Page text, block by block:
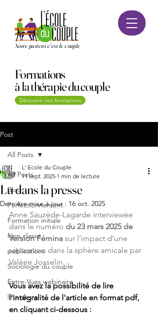
Notre patient c'est le couple
Formations
à la thérapie du couple
Découvrir nos formations
Post
All Posts
Blog
Perfectionnement
Formation initiale
Non classé
publications
Sociologie du couple
Entre-Vues webinaire
litterature
All Posts
Lu dans la presse
L' Ecole du Couple
11 sept. 2025 1 min de lecture
Dernière mise à jour : 16 oct. 2025
Anne Sauzède-Lagarde interviewée
dans le numéro du 23 mars 2025 de
Version Fémina sur l’impact d’une
séparation dans la sphère amicale par
Valérie Josselin.
Vous avez la possibilité de lire
l'intégralité de l'article en format pdf,
en cliquant ci-dessous :